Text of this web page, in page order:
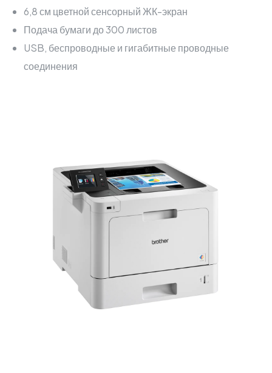
6,8 см цветной сенсорный ЖК-экран
Подача бумаги до 300 листов
USB, беспроводные и гигабитные проводные
соединения